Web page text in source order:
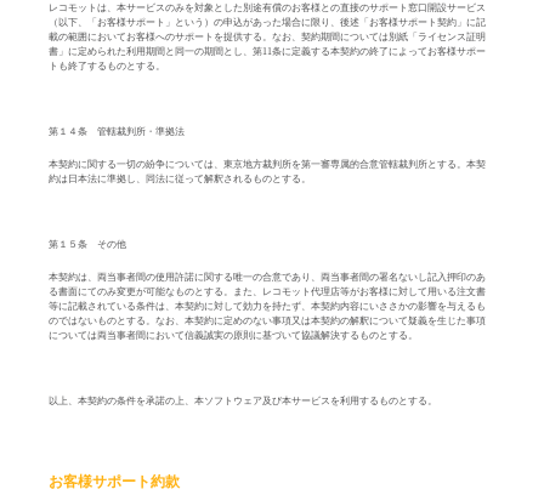
レコモットは、本サービスのみを対象とした別途有償のお客様との直接のサポート窓口開設サービス
（以下、「お客様サポート」という）の申込があった場合に限り、後述「お客様サポート契約」に記
載の範囲においてお客様へのサポートを提供する。なお、契約期間については別紙「ライセンス証明
書」に定められた利用期間と同一の期間とし、第11条に定義する本契約の終了によってお客様サポー
トも終了するものとする。
第１４条 管轄裁判所・準拠法
本契約に関する一切の紛争については、東京地方裁判所を第一審専属的合意管轄裁判所とする。本契
約は日本法に準拠し、同法に従って解釈されるものとする。
第１５条 その他
本契約は、両当事者間の使用許諾に関する唯一の合意であり、両当事者間の署名ないし記入押印のあ
る書面にてのみ変更が可能なものとする。また、レコモット代理店等がお客様に対して用いる注文書
等に記載されている条件は、本契約に対して効力を持たず、本契約内容にいささかの影響を与えるも
のではないものとする。なお、本契約に定めのない事項又は本契約の解釈について疑義を生じた事項
については両当事者間において信義誠実の原則に基づいて協議解決するものとする。
以上、本契約の条件を承諾の上、本ソフトウェア及び本サービスを利用するものとする。
お客様サポート約款